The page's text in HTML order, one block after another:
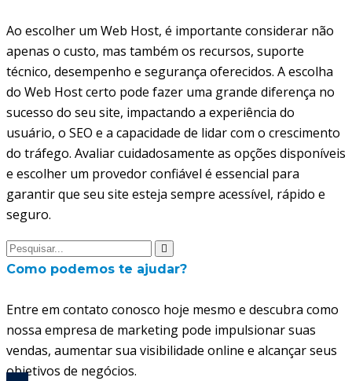
Ao escolher um Web Host, é importante considerar não
apenas o custo, mas também os recursos, suporte
técnico, desempenho e segurança oferecidos. A escolha
do Web Host certo pode fazer uma grande diferença no
sucesso do seu site, impactando a experiência do
usuário, o SEO e a capacidade de lidar com o crescimento
do tráfego. Avaliar cuidadosamente as opções disponíveis
e escolher um provedor confiável é essencial para
garantir que seu site esteja sempre acessível, rápido e
seguro.
Como podemos te ajudar?
Entre em contato conosco hoje mesmo e descubra como
nossa empresa de marketing pode impulsionar suas
vendas, aumentar sua visibilidade online e alcançar seus
objetivos de negócios.